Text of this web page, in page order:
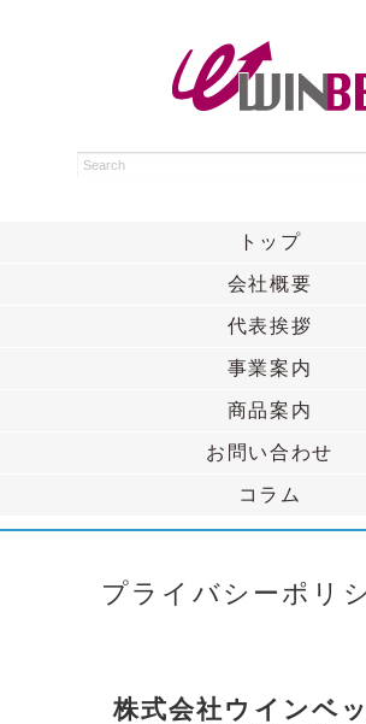
トップ
会社概要
代表挨拶
事業案内
商品案内
お問い合わせ
コラム
プライバシーポリ
株式会社ウインベ